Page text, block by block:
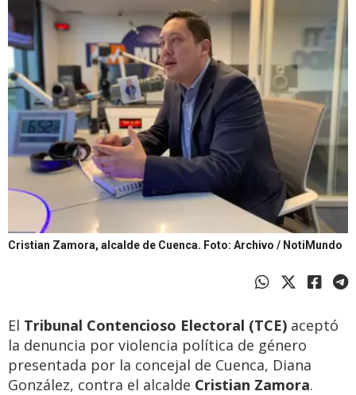
Cristian Zamora, alcalde de Cuenca. Foto: Archivo / NotiMundo
El Tribunal Contencioso Electoral (TCE) aceptó
la denuncia por violencia política de género
presentada por la concejal de Cuenca, Diana
González, contra el alcalde Cristian Zamora.